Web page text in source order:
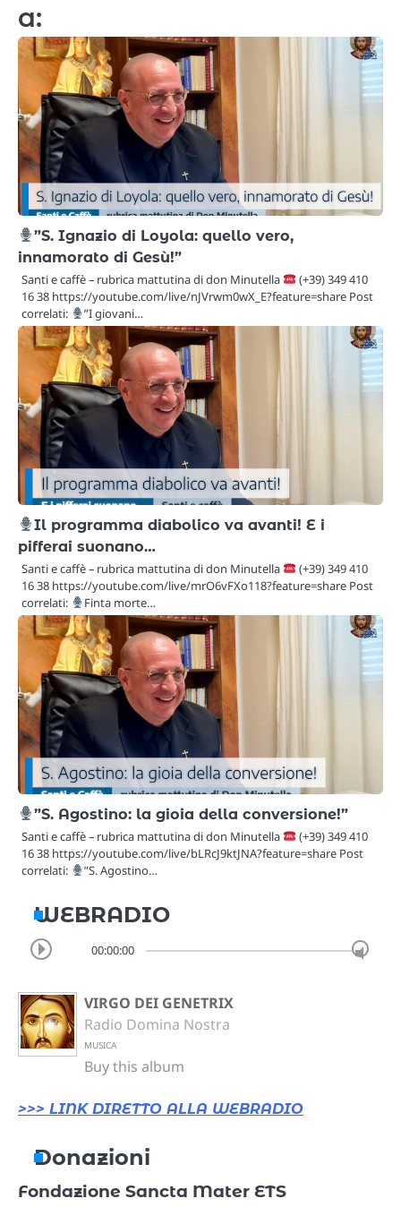
a:
”S. Ignazio di Loyola: quello vero,
innamorato di Gesù!”
Santi e caffè – rubrica mattutina di don Minutella
(+39) 349 410
16 38 https://youtube.com/live/nJVrwm0wX_E?feature=share Post
correlati:
”I giovani…
Il programma diabolico va avanti! E i
pifferai suonano…
Santi e caffè – rubrica mattutina di don Minutella
(+39) 349 410
16 38 https://youtube.com/live/mrO6vFXo118?feature=share Post
correlati:
Finta morte…
”S. Agostino: la gioia della conversione!”
Santi e caffè – rubrica mattutina di don Minutella
(+39) 349 410
16 38 https://youtube.com/live/bLRcJ9ktJNA?feature=share Post
correlati:
”S. Agostino…
WEBRADIO
00:00:00
VIRGO DEI GENETRIX
Radio Domina Nostra
MUSICA
Buy this album
>>> LINK DIRETTO ALLA WEBRADIO
Donazioni
Fondazione Sancta Mater ETS